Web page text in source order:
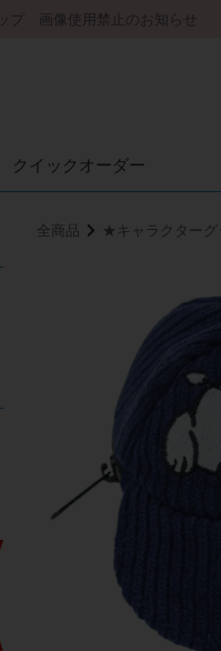
プ 画像使用禁止のお知らせ
クイック オーダー
全商品 ★キャラクターグ